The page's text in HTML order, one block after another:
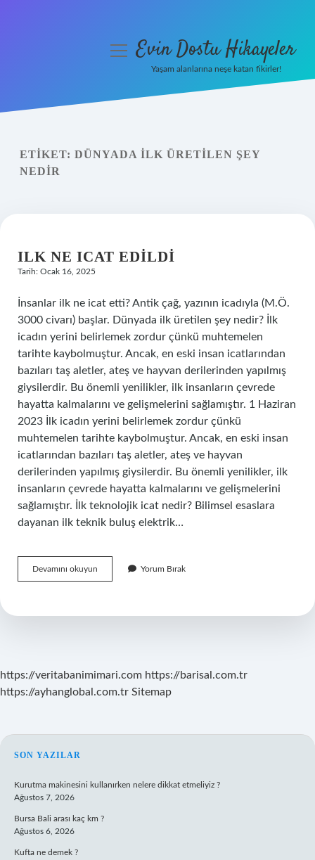
Yasal Uyarı
menüyüEvin Dostu Hikayeler
Yaşam alanlarına neşe katan fikirler!
ETIKET: DÜNYADA ILK ÜRETILEN ŞEY
NEDIR
ILK NE ICAT EDILDI
Tarih: Ocak 16, 2025
İnsanlar ilk ne icat etti? Antik çağ, yazının icadıyla (M.Ö.
3000 civarı) başlar. Dünyada ilk üretilen şey nedir? İlk
icadın yerini belirlemek zordur çünkü muhtemelen
tarihte kaybolmuştur. Ancak, en eski insan icatlarından
bazıları taş aletler, ateş ve hayvan derilerinden yapılmış
giysilerdir. Bu önemli yenilikler, ilk insanların çevrede
hayatta kalmalarını ve gelişmelerini sağlamıştır. 1 Haziran
2023 İlk icadın yerini belirlemek zordur çünkü
muhtemelen tarihte kaybolmuştur. Ancak, en eski insan
icatlarından bazıları taş aletler, ateş ve hayvan
derilerinden yapılmış giysilerdir. Bu önemli yenilikler, ilk
insanların çevrede hayatta kalmalarını ve gelişmelerini
sağlamıştır. İlk teknolojik icat nedir? Bilimsel esaslara
dayanan ilk teknik buluş elektrik…
Devamını okuyun
Ne
Yorum Bırak
https://veritabanimimari.com https://barisal.com.tr
https://ayhanglobal.com.tr Sitemap
SIDEBAR
SON YAZILAR
Kurutma makinesini kullanırken nelere dikkat etmeliyiz ?
Ağustos 7, 2026
Bursa Bali arası kaç km ?
Ağustos 6, 2026
Kufta ne demek ?